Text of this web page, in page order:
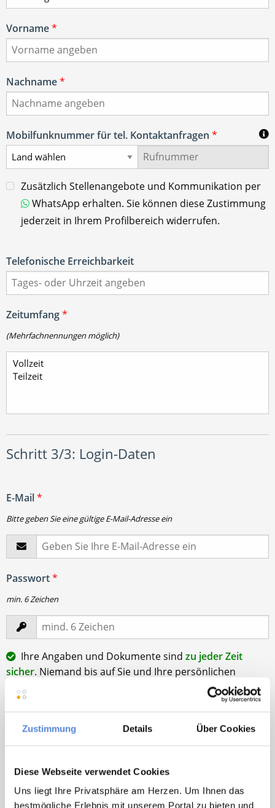
Zustimmung Details Über Cookies
Diese Webseite verwendet Cookies
Uns liegt Ihre Privatsphäre am Herzen. Um Ihnen das
bestmögliche Erlebnis mit unserem Portal zu bieten und
Vorname*
Nachname*
Mobilfunknummer für tel. Kontaktanfragen *
Zusätzlich Stellenangebote und Kommunikation per
WhatsApp erhalten. Sie können diese Zustimmung
jederzeit in Ihrem Profilbereich widerrufen.
Telefonische Erreichbarkeit
Zeitumfang*
(Mehrfachnennungen möglich)
Schritt 3/3: Login-Daten
E-Mail*
Bitte geben Sie eine gültige E-Mail-Adresse ein
Passwort*
min. 6 Zeichen
Ihre Angaben und Dokumente sind zu jeder Zeit
sicher. Niemand bis auf Sie und Ihre persönlichen
Betreuer haben Zugriff auf Ihre Daten.
Erst nach Ihrer Freigabe
zu einem konkreten
gewünschten Praxen weiter.
AGBdes Deutscher Hausarzt Service Kundenkontos
sowie den Datenschutzbestimmungen der Deutscher
Hausarzt Service, Talentzeit GmbH, 33611 Bielefeld. zu.